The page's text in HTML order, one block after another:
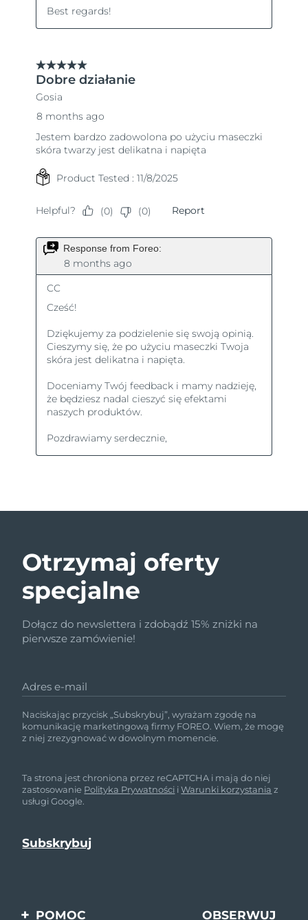
Otrzymaj oferty
specjalne
Dołącz do newslettera i zdobądź 15% zniżki na
pierwsze zamówienie!
Adres e-mail
Naciskając przycisk „Subskrybuj”, wyrażam zgodę na
komunikację marketingową firmy FOREO. Wiem, że mogę
z niej zrezygnować w dowolnym momencie.
Ta strona jest chroniona przez reCAPTCHA i mają do niej
zastosowanie Polityka Prywatności iWarunki korzystania z
usługi Google.
POMOC OBSERWUJ